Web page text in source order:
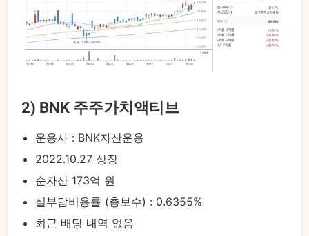
2) BNK 주주가치액티브
운용사 : BNK자산운용
2022.10.27 상장
순자산 173억 원
실부담비용률 (총보수) : 0.6355%
최근 배당 내역 없음